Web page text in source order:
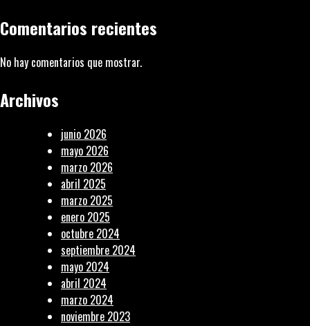
Comentarios recientes
No hay comentarios que mostrar.
Archivos
junio 2026
mayo 2026
marzo 2026
abril 2025
marzo 2025
enero 2025
octubre 2024
septiembre 2024
mayo 2024
abril 2024
marzo 2024
noviembre 2023